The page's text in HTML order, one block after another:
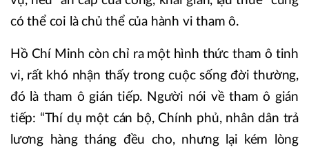
có thể coi là chủ thể của hành vi tham ô.
Hồ Chí Minh còn chỉ ra một hình thức tham ô tinh
vi, rất khó nhận thấy trong cuộc sống đời thường,
đó là tham ô gián tiếp. Người nói về tham ô gián
tiếp: “Thí dụ một cán bộ, Chính phủ, nhân dân trả
lương hàng tháng đều cho, nhưng lại kém lòng